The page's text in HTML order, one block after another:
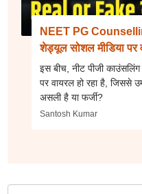
NEET PG
शेड्यूल सोशल मीडिया पर
इस बीच, नीट पीजी
पर वायरल हो रहा है, जिससे
असली है या फर्जी?
Santosh Kumar